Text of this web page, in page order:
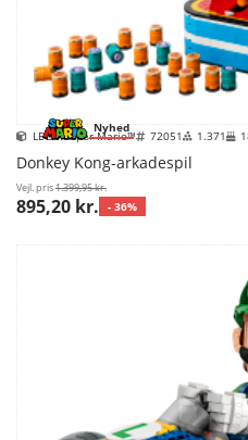
Nyhed
LEGO Super Mario™ 72051 1.371
Donkey Kong-arkadespil
Vejl. pris1.399,95 kr.
895,20 kr. - 36%